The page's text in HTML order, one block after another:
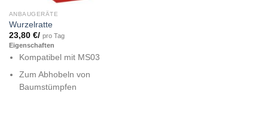
ANBAUGERÄTE
Wurzelratte
23,80 €/ pro Tag
Eigenschaften
Kompatibel mit MS03
Zum Abhobeln von
Baumstümpfen